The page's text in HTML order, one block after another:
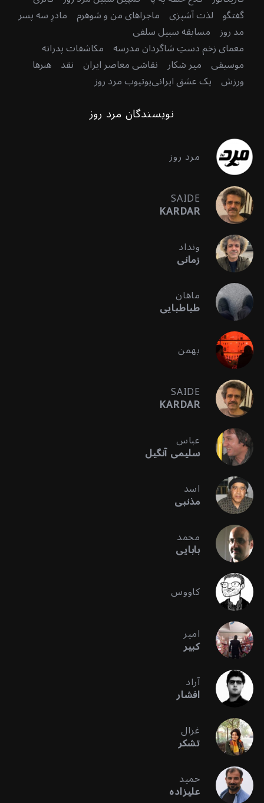
گفتگو لذت آشپزی ماجراهای من و شوهرم مادرِ سه پسر
مد روز مسابقه سبیل سلفی
معمای زخم دستِ شاگردان مدرسه مکاشفات پدرانه
موسیقی میر شکار نقاشی معاصر ایران نقد هنرها
ورزش یک عشق ایرانییوتیوب مرد روز
نویسندگان مرد روز
مرد روز
SAIDE
KARDAR
ونداد
زمانی
ماهان
طباطبایی
بهمن
SAIDE
KARDAR
عباس
سلیمی آنگیل
اسد
مذنبی
محمد
بابایی
کاووس
امیر
کبیر
آراد
افشار
غزال
تشکر
حمید
علیزاده